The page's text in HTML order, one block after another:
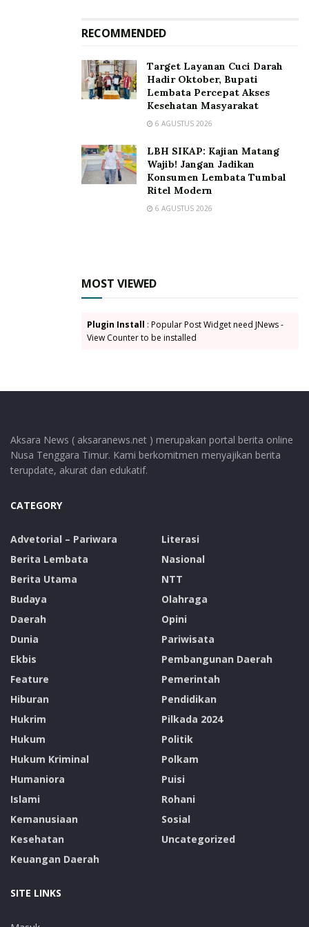
RECOMMENDED
Target Layanan Cuci Darah
Hadir Oktober, Bupati
Lembata Percepat Akses
Kesehatan Masyarakat
6 AGUSTUS 2026
LBH SIKAP: Kajian Matang
Wajib! Jangan Jadikan
Konsumen Lembata Tumbal
Ritel Modern
6 AGUSTUS 2026
MOST VIEWED
Plugin Install : Popular Post Widget need JNews -
View Counter to be installed
Aksara News ( aksaranews.net ) merupakan portal berita online
Nusa Tenggara Timur. Kami berkomitmen menyajikan berita
terupdate, akurat dan edukatif.
CATEGORY
Advetorial – Pariwara
Berita Lembata
Berita Utama
Budaya
Daerah
Dunia
Ekbis
Feature
Hiburan
Hukrim
Hukum
Hukum Kriminal
Humaniora
Islami
Kemanusiaan
Kesehatan
Keuangan Daerah
Literasi
Nasional
NTT
Olahraga
Opini
Pariwisata
Pembangunan Daerah
Pemerintah
Pendidikan
Pilkada 2024
Politik
Polkam
Puisi
Rohani
Sosial
Uncategorized
SITE LINKS